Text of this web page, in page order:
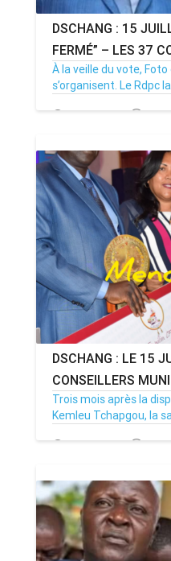
DSCHANG : 15
FERMÉ” – LES 37
À la veille du vote,
s’organisent. Le Rdpc
14/07/26 Par
DSCHANG : LE 15
CONSEILLERS
Trois mois après la
Kemleu Tchapgou, la
13/07/26 Par